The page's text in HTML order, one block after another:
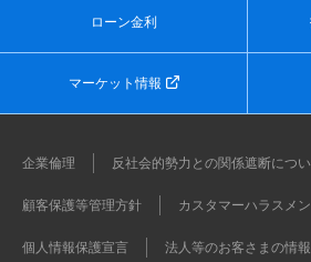
ローン金利
マーケット情報
企業倫理 反社会的勢力との関係遮断につ
顧客保護等管理方針 カスタマーハラスメ
個人情報保護宣言 法人等のお客さまの情